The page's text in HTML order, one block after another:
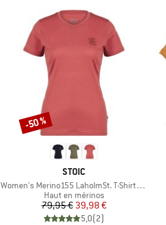
MARQUE
STOIC
Article
Women's Merino155 LaholmSt. T-Shirt Daisy Flower
Product group
Haut en mérinos
Prix
79,95 €Prix réduit
39,98 €
5,0(2)
Remise
-50 %